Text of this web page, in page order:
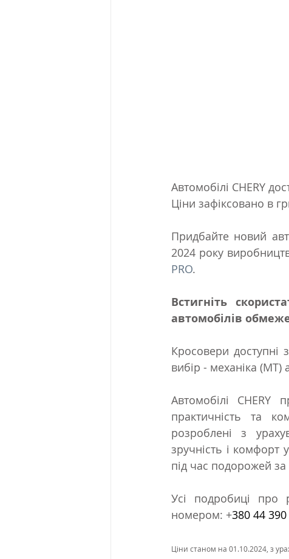
Автомобілі CHERY
Ціни зафіксовано в
Придбайте новий
2024 року
PRO.
Встигніть
автомобілів
Кросовери
вибір - механіка (МТ)
Автомобілі CHERY
практичність та
розроблені з
зручність і комфорт
під час подорожей за
Усі подробиці про
номером: +380 44
Ціни станом на 01.10.2024, з